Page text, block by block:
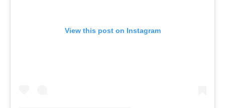
View this post on Instagram